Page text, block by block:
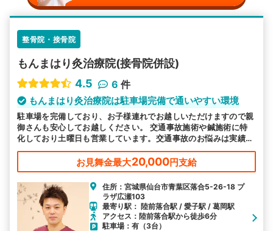
整骨院・接骨院
もんまはり灸治療院(接骨院併設)
4.5
6 件
もんまはり灸治療院は駐車場完備で通いやすい環境
駐車場を完備しており、お子様連れでお越しいただけますので親
御さんも安心してお越しください。 交通事故施術や鍼施術に特
化しており土曜日も営業しています。交通事故のお悩みは実績豊
富な当院へお任せください。
お見舞金最大20,000円支給
住所：宮城県仙台市青葉区落合5-26-18 プ
ラザ広瀬103
最寄り駅： 陸前落合駅 / 愛子駅 / 葛岡駅
アクセス：陸前落合駅から徒歩6分
駐車場：有（3台）